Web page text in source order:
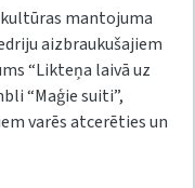
mantojuma
aizbraukušajiem
“Likteņa laivā uz
“Maģie suiti”,
varēs atcerēties un